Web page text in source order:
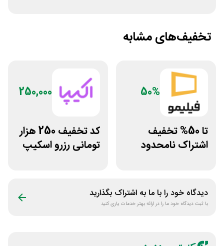
تخفیف‌های مشابه
50%
تا 50% تخفیف
اشتراک نامحدود
250,000
کد تخفیف 250 هزار
تومانی رزرو اسکیپ
دیدگاه خود را با ما به اشتراک بگذارید
با ثبت دیدگاه خود ما را در ارائه بهتر خدمات یاری کنید